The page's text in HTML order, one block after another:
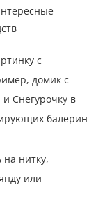
с
домик с
Снегурочку в
балерин
нитку,
или